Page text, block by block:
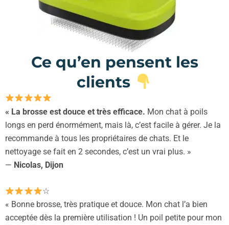
Ce qu’en pensent les
clients
« La brosse est douce et très efficace. Mon chat à poils
longs en perd énormément, mais là, c’est facile à gérer. Je la
recommande à tous les propriétaires de chats. Et le
nettoyage se fait en 2 secondes, c’est un vrai plus. »
— Nicolas, Dijon
☆
« Bonne brosse, très pratique et douce. Mon chat l’a bien
acceptée dès la première utilisation ! Un poil petite pour mon